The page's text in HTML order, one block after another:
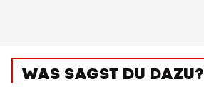
WAS SAGST DU DAZU?